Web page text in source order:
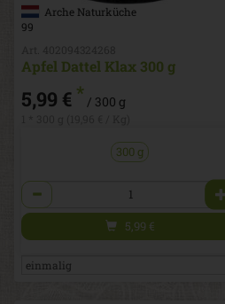
Arche Naturküche
99
Apfel Dattel Klax 300 g
5,99 €* / 300 g
300 g
Anzahl
5,99 €